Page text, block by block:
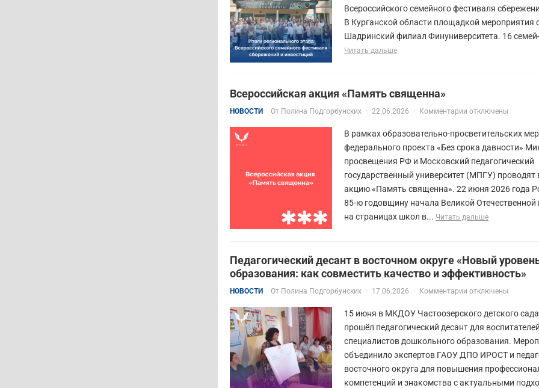
Всероссийского семейного фестиваля
В Курганской области площадкой мероприятия
Шадринский филиал Финуниверситета. 16
Читать дальше
Всероссийская акция «Память священна»
НОВОСТИ От Полина Подгорбунских · 22.06.2026 · Комментарии отключены
В рамках образовательно-просветительских
федерального проекта «Без срока давности»
просвещения РФ и Московский педагогический
государственный университет (МПГУ) проводят
акцию «Память священна». 22 июня 2026 года
85-ю годовщину начала Великой
на страницах школ в... Читать дальше
Педагогический десант в восточном округе «Новый
образования: как совместить качество и эффективность»
НОВОСТИ От Полина Подгорбунских · 17.06.2026 · Комментарии отключены
15 июня в МКДОУ Частоозерского детского
прошёл педагогический десант для
специалистов дошкольного образования.
объединило экспертов ГАОУ ДПО ИРОСТ и
восточного округа для повышения
компетенций и знакомства с актуальными